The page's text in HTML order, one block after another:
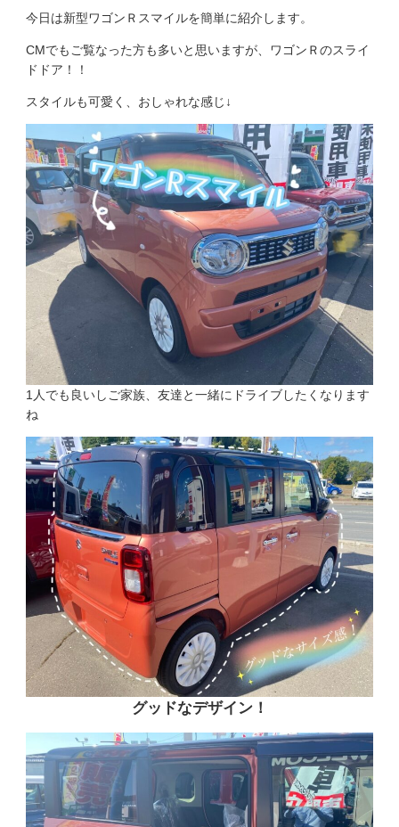
今日は新型ワゴンＲスマイルを簡単に紹介します。
CMでもご覧なった方も多いと思いますが、ワゴンＲのスライ
ドドア！！
スタイルも可愛く、おしゃれな感じ↓
1人でも良いしご家族、友達と一緒にドライブしたくなります
ね
グッドなデザイン！